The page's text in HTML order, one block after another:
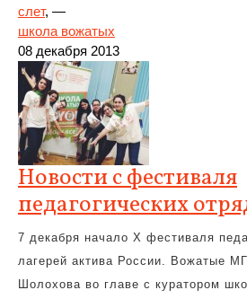
слет, —
школа вожатых
08 декабря 2013
Новости с фестиваля
педагогических
7 декабря начало X фестиваля
лагерей актива России. Вожатые
Шолохова во главе с куратором